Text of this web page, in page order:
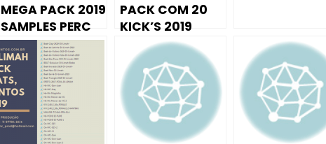
MEGA PACK 2019
SAMPLES PERC
INDIANOS ( 228
SAMPLES DE
ALTA
QUALIDADE )
PACK COM 20
KICK’S 2019